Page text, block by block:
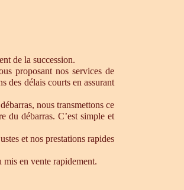
de la succession.
proposant nos services de
des délais courts en assurant
nous transmettons ce
du débarras. C’est simple et
et nos prestations rapides
mis en vente rapidement.